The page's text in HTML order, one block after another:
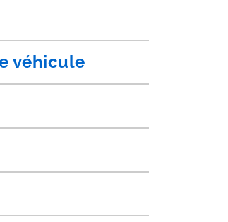
véhicule